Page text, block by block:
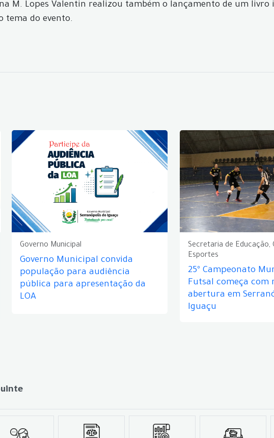
M. Lopes Valentin realizou também o lançamento de um
tema do evento.
Governo Municipal
Governo Municipal convida
população para audiência
pública para apresentação da
LOA
Secretaria de Educação,
Esportes
25º Campeonato
Futsal começa com
abertura em
Iguaçu